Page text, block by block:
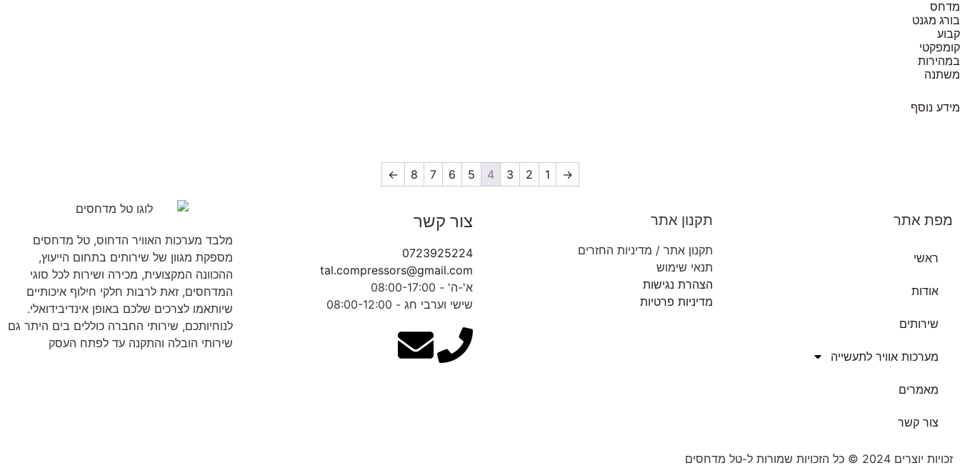
מדחס
בורג מגנט
קבוע
קומפקטי
במהירות
משתנה
מידע נוסף
→
1
2
3
4
5
6
7
8
←
מפת אתר
ראשי
אודות
שירותים
מערכות אוויר לתעשייה
מאמרים
צור קשר
תקנון אתר
תקנון אתר / מדיניות החזרים
תנאי שימוש
הצהרת נגישות
מדיניות פרטיות
צור קשר
0723925224
tal.compressors@gmail.com
א'-ה' - 08:00-17:00
שישי וערבי חג - 08:00-12:00
מלבד מערכות האוויר הדחוס, טל מדחסים
מספקת מגוון של שירותים בתחום הייעוץ,
ההכוונה המקצועית, מכירה ושירות לכל סוגי
המדחסים, זאת לרבות חלקי חילוף איכותיים
שיותאמו לצרכים שלכם באופן אינדיבידואלי.
לנוחיותכם, שירותי החברה כוללים בים היתר גם
שירותי הובלה והתקנה עד לפתח העסק
זכויות יוצרים 2024 © כל הזכויות שמורות ל-טל מדחסים